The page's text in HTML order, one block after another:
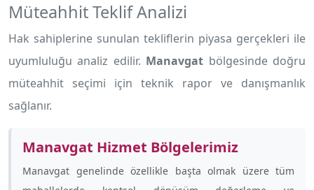
Müteahhit Teklif Analizi
Hak sahiplerine sunulan tekliflerin piyasa gerçekleri ile
uyumluluğu analiz edilir. Manavgat bölgesinde doğru
müteahhit seçimi için teknik rapor ve danışmanlık
sağlanır.
Manavgat Hizmet Bölgelerimiz
Manavgat genelinde özellikle başta olmak üzere tüm